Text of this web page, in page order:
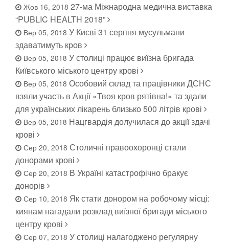
Жов 16, 2018 27-ма Міжнародна медична виставка
“PUBLIC HEALTH 2018”
Вер 05, 2018 У Києві 31 серпня мусульмани
здаватимуть кров
Вер 05, 2018 У столиці працює виїзна бригада
Київського міського центру крові
Вер 05, 2018 Особовий склад та працівники ДСНС
взяли участь в Акції «Твоя кров рятівна!» та здали
для українських лікарень близько 500 літрів крові
Вер 05, 2018 Нацгвардія долучилася до акції здачі
крові
Сер 20, 2018 Столичні правоохоронці стали
донорами крові
Сер 20, 2018 В Україні катастрофічно бракує
донорів
Сер 10, 2018 Як стати донором на робочому місці:
киянам нагадали розклад виїзної бригади міського
центру крові
Сер 07, 2018 У столиці налагоджено регулярну